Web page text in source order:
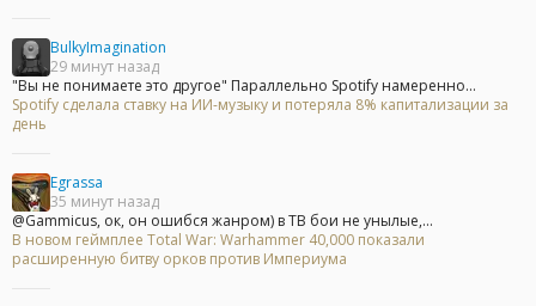
BulkyImagination
29 минут назад
"Вы не понимаете это другое" Параллельно Spotify намеренно...
Spotify сделала ставку на ИИ-музыку и потеряла 8% капитализации за
день
Egrassa
35 минут назад
@Gammicus, ок, он ошибся жанром) в ТВ бои не унылые,...
В новом геймплее Total War: Warhammer 40,000 показали
расширенную битву орков против Империума